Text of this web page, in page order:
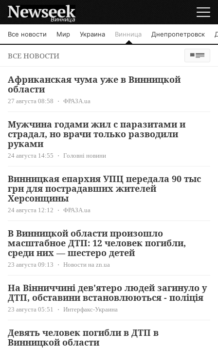
Винница
Все новости Мир Украина Винница Днепропетровск
ВСЕ НОВОСТИ
Африканская чума уже в Винницкой
области
27 августа 08:58 ФРАЗА.ua
Мужчина годами жил с паразитами и
страдал, но врачи только разводили
руками
24 августа 14:55 Головні новини
Винницкая епархия УПЦ передала 90 тыс
грн для пострадавших жителей
Херсонщины
24 августа 12:12 ФРАЗА.ua
В Винницкой области произошло
масштабное ДТП: 12 человек погибли,
среди них — шестеро детей
23 августа 09:13 Новости на zn.ua
На Вінниччині дев'ятеро людей загинуло у
ДТП, обставини встановлюються - поліція
23 августа 05:51 Интерфакс-Украина
Девять человек погибли в ДТП в
Винницкой области